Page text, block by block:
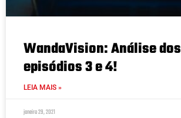
WandaVision: Análise dos
episódios 3 e 4!
LEIA MAIS »
janeiro 29, 2021